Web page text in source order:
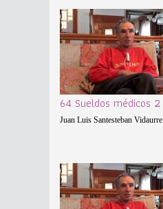
64 Sueldos médicos 2
Juan Luis Santesteban Vidaurre